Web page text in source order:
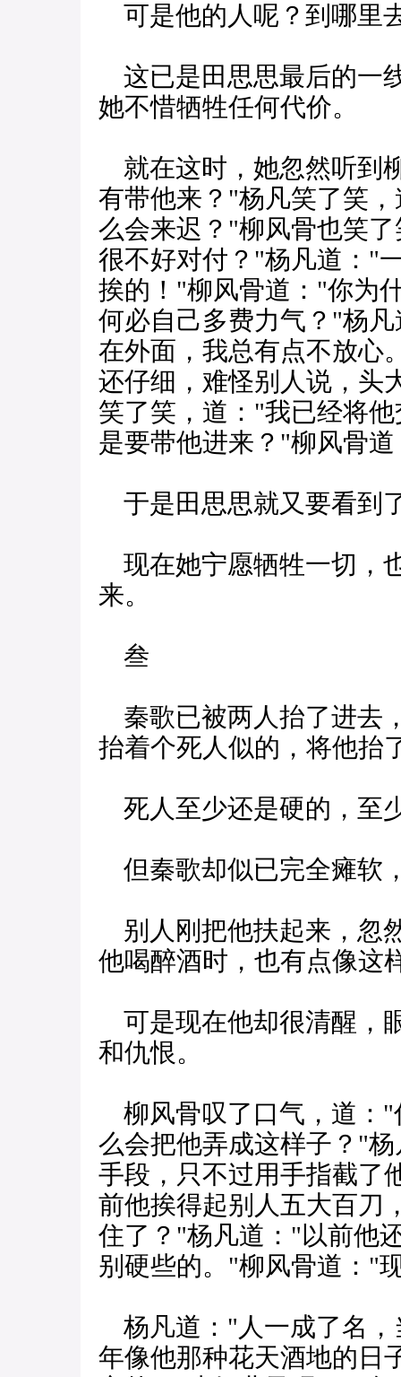
可是他的人呢？到哪里
这已是田思思最后的一
她不惜牺牲任何代价。
就在这时，她忽然听到
有带他来？"杨凡笑了笑
么会来迟？"柳风骨也笑
很不好对付？"杨凡道："
挨的！"柳风骨道："你为
何必自己多费力气？"杨
在外面，我总有点不放心
还仔细，难怪别人说，头
笑了笑，道："我已经将
是要带他进来？"柳风骨
于是田思思就又要看到
现在她宁愿牺牲一切，
来。
叁
秦歌已被两人抬了进去
抬着个死人似的，将他抬
死人至少还是硬的，至
但秦歌却似已完全瘫软
别人刚把他扶起来，忽
他喝醉酒时，也有点像这
可是现在他却很清醒，
和仇恨。
柳风骨叹了口气，道："
么会把他弄成这样子？"
手段，只不过用手指截了
前他挨得起别人五大百刀
住了？"杨凡道："以前他
别硬些的。"柳风骨道："
杨凡道："人一成了名，
年像他那种花天酒地的日